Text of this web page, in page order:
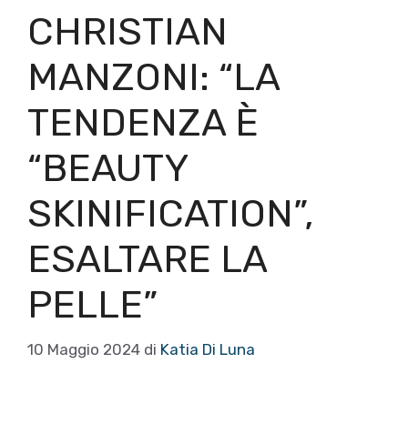
CHRISTIAN
MANZONI: “LA
TENDENZA È
“BEAUTY
SKINIFICATION”,
ESALTARE LA
PELLE”
10 Maggio 2024 di Katia Di Luna